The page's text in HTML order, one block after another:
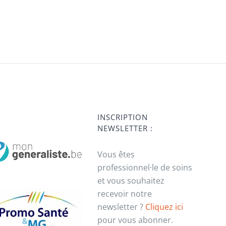
INSCRIPTION
NEWSLETTER :
Vous êtes
professionnel·le de soins
et vous souhaitez
recevoir notre
newsletter ? Cliquez ici
pour vous abonner.